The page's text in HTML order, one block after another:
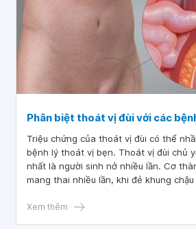
Phân biệt thoát vị đùi với các
Triệu chứng của thoát vị đùi có thể
bệnh lý thoát vị bẹn. Thoát vị đùi chủ yếu gặp ở phụ nữ,
nhất là người sinh nở nhiều lần. Cơ
mang thai nhiều lần, khi đẻ khung
giác Scarpa bị yếu, dễ gây thoát vị. Vì
Xem thêm